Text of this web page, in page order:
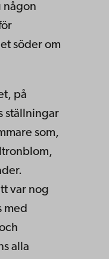
någon
söder om
på
ställningar
som,
var nog
med
alla